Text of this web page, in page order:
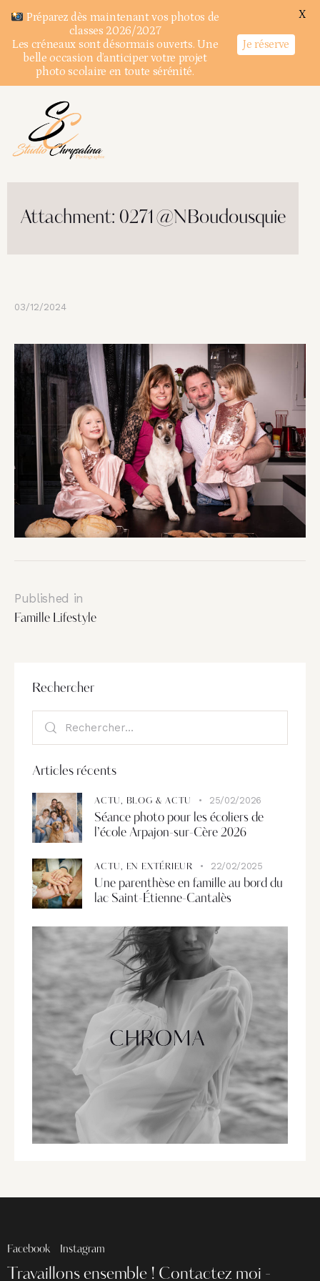
Attachment: 0271@NBoudousquie
03/12/2024
Published in
Famille Lifestyle
Rechercher
Articles récents
ACTU, BLOG & ACTU 25/02/2026
Séance photo pour les écoliers de
l’école Arpajon-sur-Cère 2026
ACTU, EN EXTÉRIEUR 22/02/2025
Une parenthèse en famille au bord du
lac Saint-Étienne-Cantalès
Facebook Instagram
Travaillons ensemble ! Contactez moi -
Préparez dès maintenant vos photos de
classes 2026/2027
Les créneaux sont désormais ouverts. Une
belle occasion d’anticiper votre projet
photo scolaire en toute sérénité.
Je réserve
X